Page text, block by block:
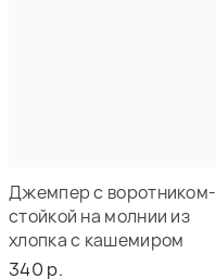
Джемпер с воротником-
стойкой на молнии из
хлопка с кашемиром
340 р.